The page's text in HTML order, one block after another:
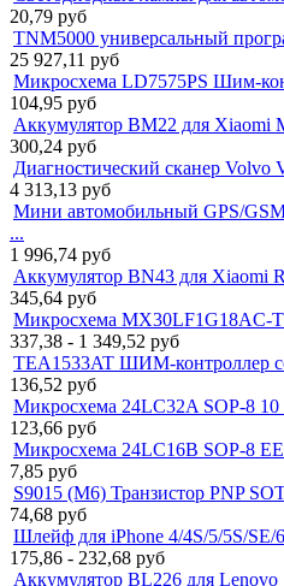
20,79 руб
TNM5000 универсальный
25 927,11 руб
Микросхема LD7575PS Шим-
104,95 руб
Аккумулятор BM22 для Xiaomi
300,24 руб
Диагностический сканер Volvo
4 313,13 руб
Мини автомобильный GPS/
...
1 996,74 руб
Аккумулятор BN43 для Xiaomi
345,64 руб
Микросхема MX30LF1G18AC-
337,38 - 1 349,52 руб
TEA1533AT ШИМ-контроллер
136,52 руб
Микросхема 24LC32A SOP-8 10
123,66 руб
Микросхема 24LC16B SOP-8
7,85 руб
S9015 (M6) Транзистор PNP
74,68 руб
Шлейф для iPhone 4/4S/5/5S/SE/
175,86 - 232,68 руб
Аккумулятор BL226 для